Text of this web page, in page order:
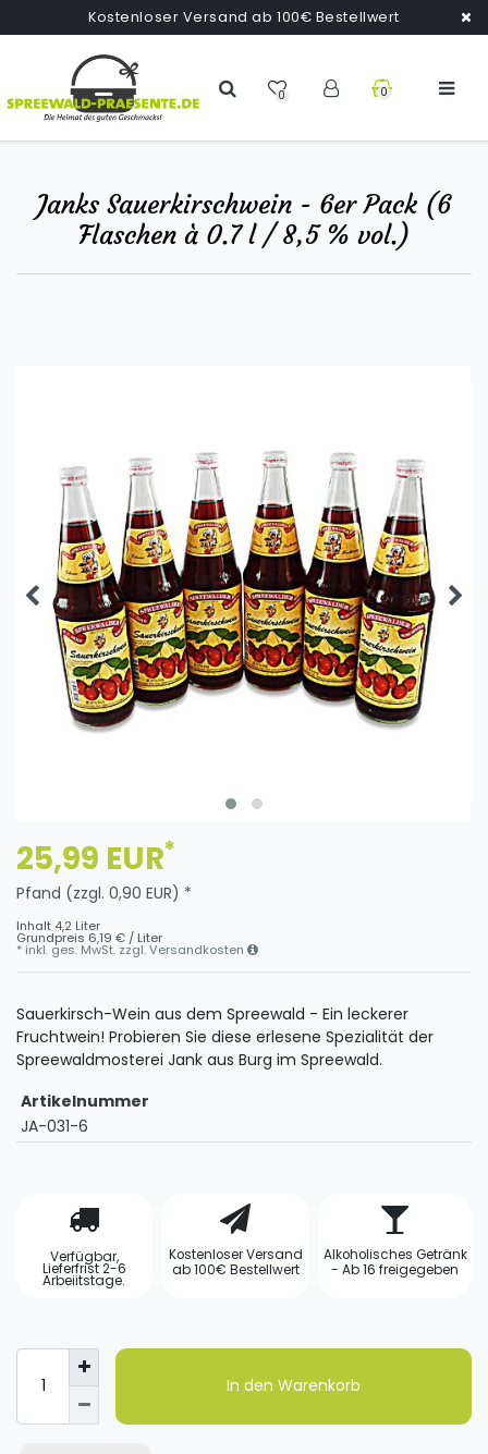
Kostenloser Versand ab 100€ Bestellwert
0 0
Janks Sauerkirschwein - 6er Pack (6
Flaschen à 0.7 l / 8,5 % vol.)
25,99 EUR*
Pfand (zzgl. 0,90 EUR) *
Inhalt 4,2 Liter
Grundpreis 6,19 € / Liter
* inkl. ges. MwSt. zzgl.Versandkosten
Sauerkirsch-Wein aus dem Spreewald - Ein leckerer
Fruchtwein! Probieren Sie diese erlesene Spezialität der
Spreewaldmosterei Jank aus Burg im Spreewald.
Artikelnummer
JA-031-6
Verfügbar,
Lieferfrist 2-6
Arbeiitstage.
Kostenloser Versand
ab 100€ Bestellwert
Alkoholisches Getränk
- Ab 16 freigegeben
In den Warenkorb